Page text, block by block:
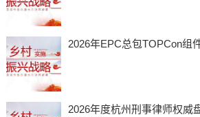
2026年EPC总包TOPCon组
2026年度杭州刑事律师权威